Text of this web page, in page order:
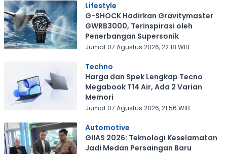
Lifestyle
G-SHOCK Hadirkan Gravitymaster
GWRB3000, Terinspirasi oleh
Penerbangan Supersonik
Jumat 07 Agustus 2026, 22:18 WIB
Techno
Harga dan Spek Lengkap Tecno
Megabook T14 Air, Ada 2 Varian
Memori
Jumat 07 Agustus 2026, 21:56 WIB
Automotive
GIIAS 2026: Teknologi Keselamatan
Jadi Medan Persaingan Baru